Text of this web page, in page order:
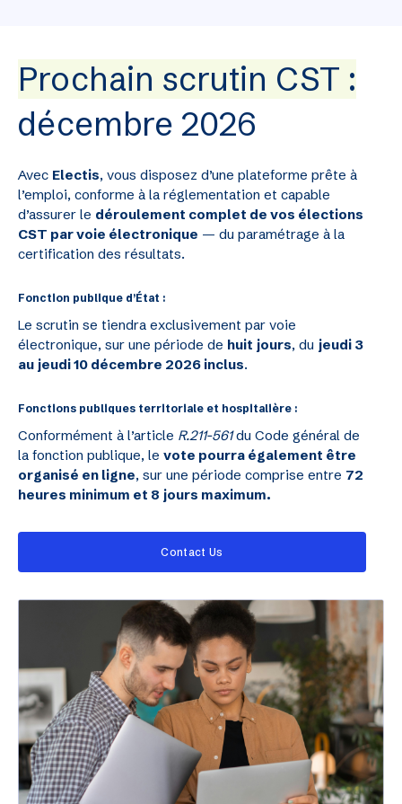
Prochain scrutin CST :
décembre 2026
Avec Electis, vous disposez d’une plateforme prête à
l’emploi, conforme à la réglementation et capable
d’assurer le déroulement complet de vos élections
CST par voie électronique — du paramétrage à la
certification des résultats.
Fonction publique d’État :
Le scrutin se tiendra exclusivement par voie
électronique, sur une période de huit jours, du jeudi 3
au jeudi 10 décembre 2026 inclus.
Fonctions publiques territoriale et hospitalière :
Conformément à l’article R.211-561du Code général de
la fonction publique, le vote pourra également être
organisé en ligne, sur une période comprise entre 72
heures minimum et 8 jours maximum.
Contact Us